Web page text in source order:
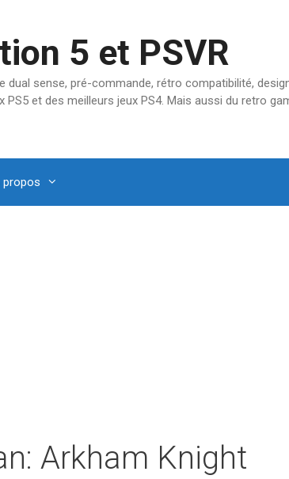
5 et PSVR
dual sense, pré-commande, rétro compatibilité,
et des meilleurs jeux PS4. Mais aussi du retro
propos
Arkham Knight